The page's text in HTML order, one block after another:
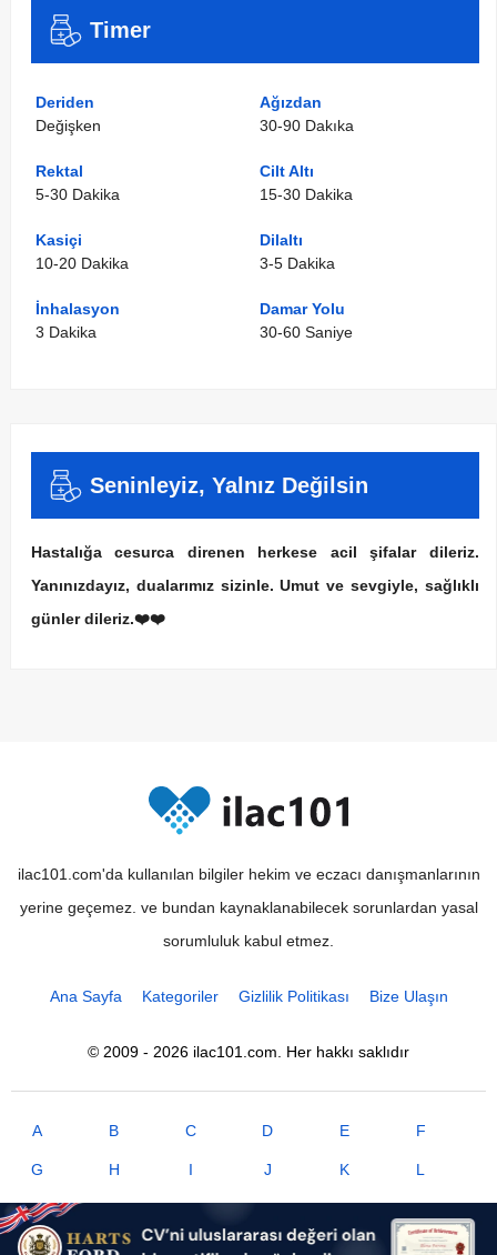
Timer
Deriden
Değişken
Ağızdan
30-90 Dakıka
Rektal
5-30 Dakika
Cilt Altı
15-30 Dakika
Kasiçi
10-20 Dakika
Dilaltı
3-5 Dakika
İnhalasyon
3 Dakika
Damar Yolu
30-60 Saniye
Seninleyiz, Yalnız Değilsin
Hastalığa cesurca direnen herkese acil şifalar dileriz.
Yanınızdayız, dualarımız sizinle. Umut ve sevgiyle, sağlıklı
günler dileriz.❤️❤️
ilac101.com'da kullanılan bilgiler hekim ve eczacı danışmanlarının
yerine geçemez. ve bundan kaynaklanabilecek sorunlardan yasal
sorumluluk kabul etmez.
Ana Sayfa Kategoriler Gizlilik Politikası Bize Ulaşın
© 2009 - 2026 ilac101.com. Her hakkı saklıdır
A B C D E F
G H I J K L
M N O P R S
T U V X Y Z